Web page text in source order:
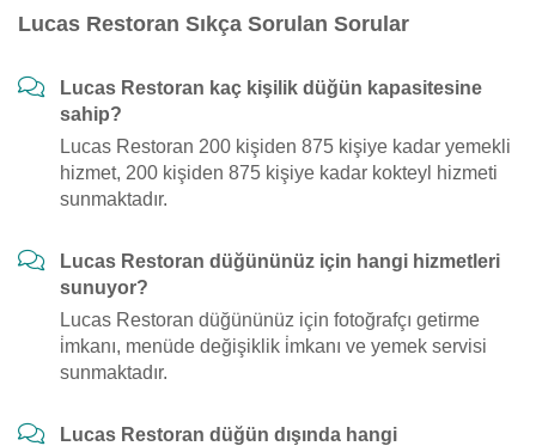
Lucas Restoran Sıkça Sorulan Sorular
Lucas Restoran kaç kişilik düğün kapasitesine
sahip?
Lucas Restoran 200 kişiden 875 kişiye kadar yemekli
hizmet, 200 kişiden 875 kişiye kadar kokteyl hizmeti
sunmaktadır.
Lucas Restoran düğününüz için hangi hizmetleri
sunuyor?
Lucas Restoran düğününüz için fotoğrafçı getirme
i̇mkanı, menüde değişiklik i̇mkanı ve yemek servisi
sunmaktadır.
Lucas Restoran düğün dışında hangi